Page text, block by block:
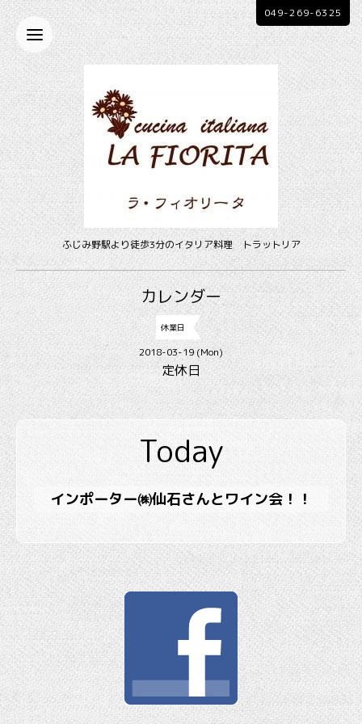
ふじみ野駅より徒歩3分のイタリア料理 トラットリア
049-269-6325
カレンダー
休業日
2018-03-19 (Mon)
定休日
Today
インポーター㈱仙石さんとワイン会！！